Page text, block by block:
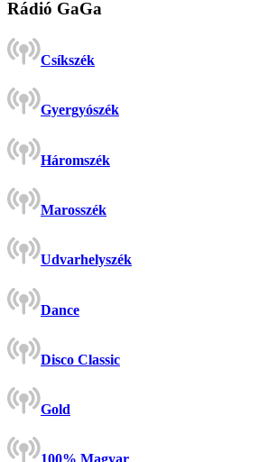
Rádió GaGa
Csíkszék
Gyergyószék
Háromszék
Marosszék
Udvarhelyszék
Dance
Disco Classic
Gold